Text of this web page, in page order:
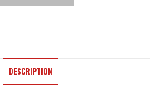
DESCRIPTION